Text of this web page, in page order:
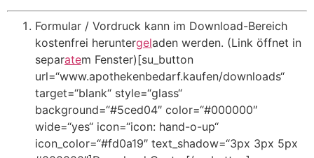
Formular / Vordruck kann im Download-Bereich
kostenfrei heruntergeladen werden. (Link öffnet in
separatem Fenster)[su_button
url=“www.apothekenbedarf.kaufen/downloads“
target=“blank“ style=“glass“
background=“#5ced04″ color=“#000000″
wide=“yes“ icon=“icon: hand-o-up“
icon_color=“#fd0a19″ text_shadow=“3px 3px 5px